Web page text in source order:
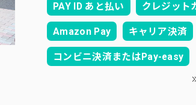
PAY ID あと払い
クレジット
Amazon Pay キャリア決済
コンビニ決済またはPay-easy